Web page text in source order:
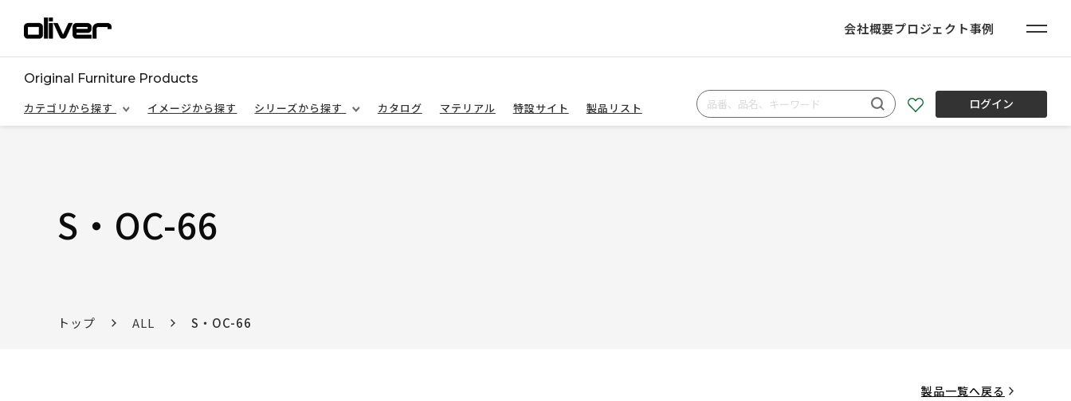
会社概要プロジェクト事例
Original Furniture Products
カテゴリから探す
イメージから探す シリーズから探す カタログ マテリアル 特設サイト 製品リスト ログイン
S・OC-66
トップ ALL S・OC-66
製品一覧へ戻る